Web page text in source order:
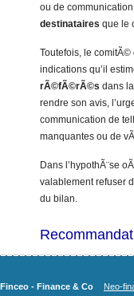
ou de
destinataires que le
Toutefois, le
indications qu’il
rÃ©fÃ©rÃ©s dans
rendre son avis,
communication de
manquantes ou de
Dans l’hypothÃ¨se
valablement refuser
du bilan.
Finceo - Finance & Co
Neo-